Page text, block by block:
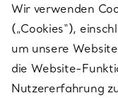
SERVICES
ÜBER TIFFANY & CO.
Wir verwenden
(„Cookies“),
um unsere
die Website-
Nutzererfahrung